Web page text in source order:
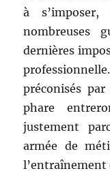
à
nombreuses
dernières
préconisés
phare
justement
armée de
l’entraînement